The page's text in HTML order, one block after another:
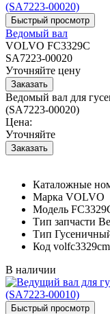
Ведомый вал
VOLVO FC3329C
SA7223-00020
Уточняйте цену
Ведомый вал для
(SA7223-00020)
Цена:
Уточняйте
Каталожные
Марка VOLVO
Модель
Тип запчасти
Тип
Код
В наличии